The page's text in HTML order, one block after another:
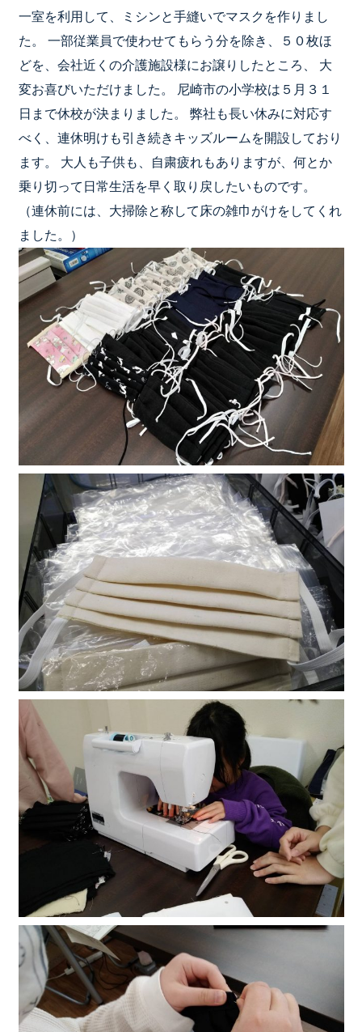
一室を利用して、ミシンと手縫いでマスクを作りまし
た。 一部従業員で使わせてもらう分を除き、５０枚ほ
どを、会社近くの介護施設様にお譲りしたところ、 大
変お喜びいただけました。 尼崎市の小学校は５月３１
日まで休校が決まりました。 弊社も長い休みに対応す
べく、連休明けも引き続きキッズルームを開設しており
ます。 大人も子供も、自粛疲れもありますが、何とか
乗り切って日常生活を早く取り戻したいものです。
（連休前には、大掃除と称して床の雑巾がけをしてくれ
ました。）